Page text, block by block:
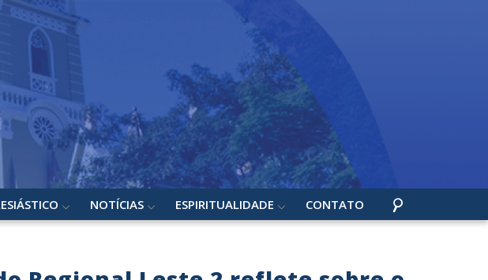
NOTÍCIAS ESPIRITUALIDADE CONTATO